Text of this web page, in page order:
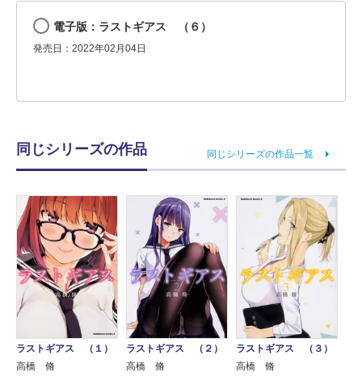
電子版：ラストギアス （６）
発売日：2022年02月04日
同じシリーズの作品 同じシリーズの作品一覧
ラストギアス （１）
高橋 脩
ラストギアス （２）
高橋 脩
ラストギアス （３）
高橋 脩